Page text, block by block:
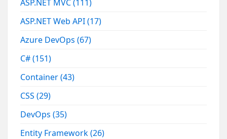
ASP.NET MVC(111)
ASP.NET Web API(17)
Azure DevOps(67)
C#(151)
Container(43)
CSS(29)
DevOps(35)
Entity Framework(26)